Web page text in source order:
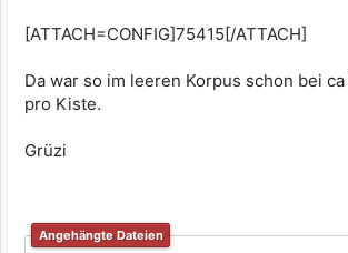
[ATTACH=CONFIG]75415[/ATTACH]
Da war so im leeren Korpus schon bei
pro Kiste.
Grüzi
Angehängte Dateien